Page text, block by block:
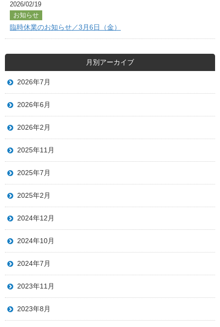
2026/02/19
お知らせ
臨時休業のお知らせ／3月6日（金）
月別アーカイブ
2026年7月
2026年6月
2026年2月
2025年11月
2025年7月
2025年2月
2024年12月
2024年10月
2024年7月
2023年11月
2023年8月